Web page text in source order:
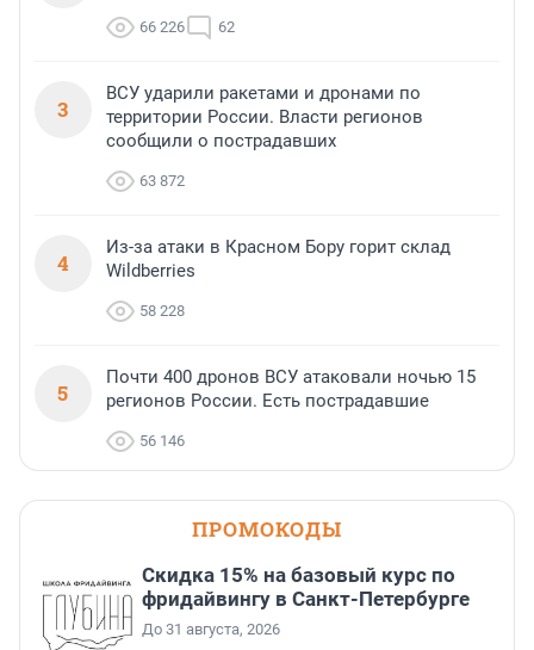
66 226 62
3
ВСУ ударили ракетами и дронами по
территории России. Власти регионов
сообщили о пострадавших
63 872
4
Из-за атаки в Красном Бору горит склад
Wildberries
58 228
5
Почти 400 дронов ВСУ атаковали ночью 15
регионов России. Есть пострадавшие
56 146
ПРОМОКОДЫ
Скидка 15% на базовый курс по
фридайвингу в Санкт-Петербурге
До 31 августа, 2026